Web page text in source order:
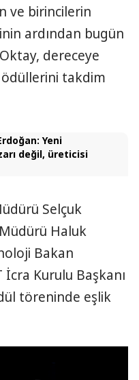
ve birincilerin
ardından bugün
dereceye
ödüllerini takdim
Yeni
değil, üreticisi
Selçuk
Haluk
Bakan
İcra Kurulu Başkanı
töreninde eşlik